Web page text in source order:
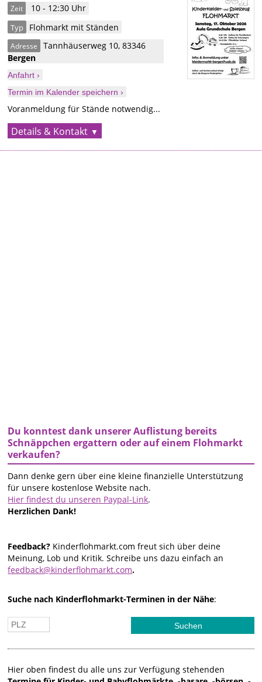
Zeit 10 - 12:30 Uhr
Typ Flohmarkt mit Ständen
Adresse Tannhäuserweg 10,83346
Bergen
Anfahrt ›
Termin im Kalender speichern ›
Voranmeldung für Stände notwendig...
Details & Kontakt
Du konntest dank unserer Auflistung bereits
Schnäppchen ergattern oder auf einem Flohmarkt
verkaufen?
Dann denke gern über eine kleine finanzielle Unterstützung
für unsere kostenlose Website nach.
Hier findest du unseren Paypal-Link.
Herzlichen Dank!
Feedback? Kinderflohmarkt.com freut sich über deine
Meinung, Lob und Kritik. Schreibe uns dazu einfach an
feedback@kinderflohmarkt.com.
Suche nach Kinderflohmarkt-Terminen in der Nähe:
Hier oben findest du alle uns zur Verfügung stehenden